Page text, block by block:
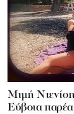
Mιμή
Εύβοια